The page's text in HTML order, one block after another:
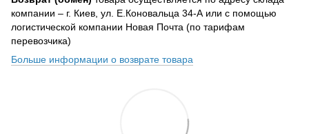
компании – г. Киев, ул. Е.Коновальца 34-А или с помощью
логистической компании Новая Почта (по тарифам
перевозчика)
Больше информации о возврате товара